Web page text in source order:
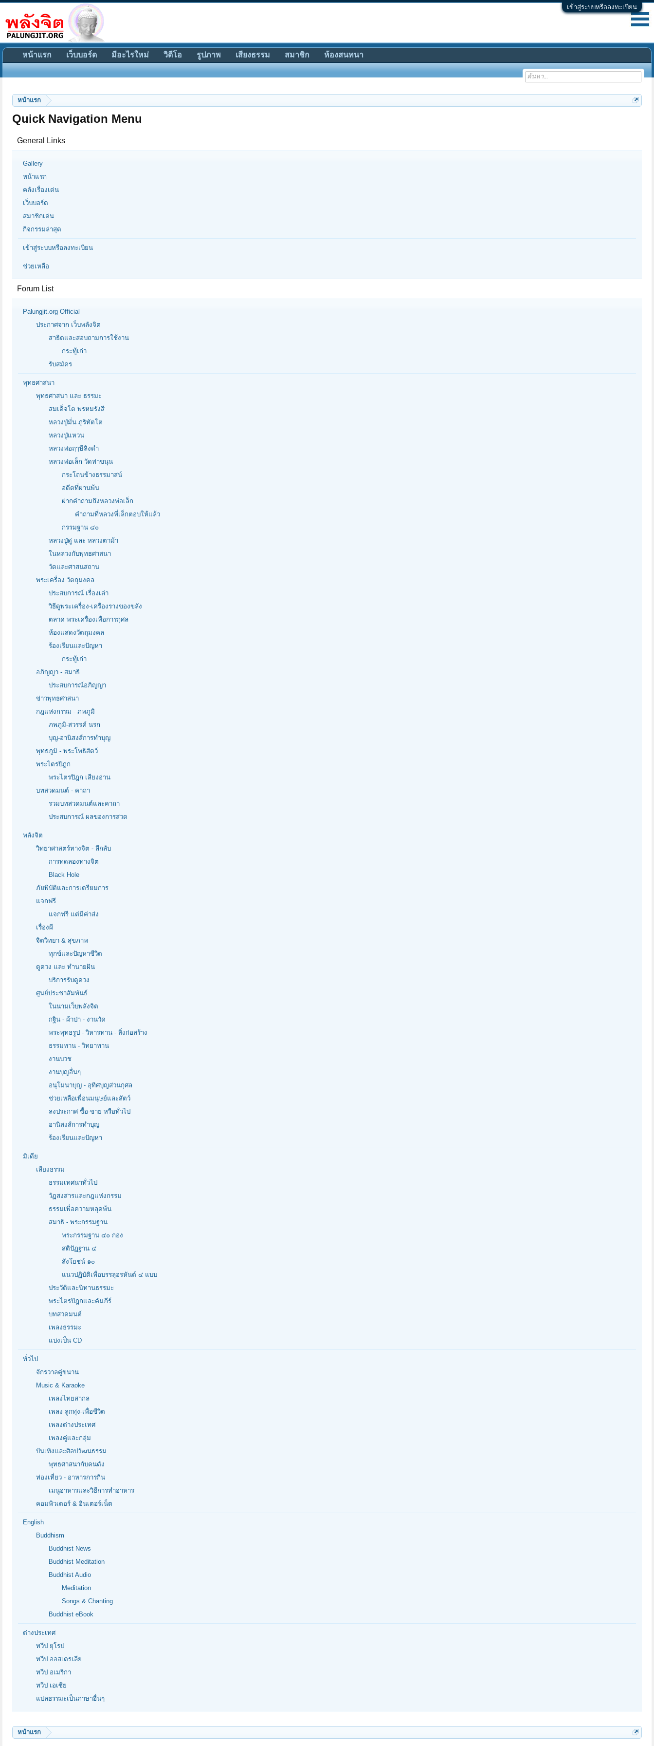
เข้าสู่ระบบหรือลงทะเบียน
หน้าแรก
Quick Navigation Menu
General Links
Gallery
หน้าแรก
คลังเรื่องเด่น
เว็บบอร์ด
สมาชิกเด่น
กิจกรรมล่าสุด
เข้าสู่ระบบหรือลงทะเบียน
ช่วยเหลือ
Forum List
Palungjit.org Official
ประกาศจาก เว็บพลังจิต
สาธิตและสอบถามการใช้งาน
กระทู้เก่า
รับสมัคร
พุทธศาสนา
พุทธศาสนา และ ธรรมะ
สมเด็จโต พรหมรังสี
หลวงปู่มั่น ภูริทัตโต
หลวงปู่แหวน
หลวงพ่อฤๅษีลิงดำ
หลวงพ่อเล็ก วัดท่าขนุน
กระโถนข้างธรรมาสน์
อดีตที่ผ่านพ้น
ฝากคำถามถึงหลวงพ่อเล็ก
คำถามที่หลวงพี่เล็กตอบให้แล้ว
กรรมฐาน ๔๐
หลวงปู่ดู่ และ หลวงตาม้า
ในหลวงกับพุทธศาสนา
วัดและศาสนสถาน
พระเครื่อง วัตถุมงคล
ประสบการณ์ เรื่องเล่า
วิธีดูพระเครื่อง-เครื่องรางของขลัง
ตลาด พระเครื่องเพื่อการกุศล
ห้องแสดงวัตถุมงคล
ร้องเรียนและปัญหา
กระทู้เก่า
อภิญญา - สมาธิ
ประสบการณ์อภิญญา
ข่าวพุทธศาสนา
กฎแห่งกรรม - ภพภูมิ
ภพภูมิ-สวรรค์ นรก
บุญ-อานิสงส์การทำบุญ
พุทธภูมิ - พระโพธิสัตว์
พระไตรปิฎก
พระไตรปิฎก เสียงอ่าน
บทสวดมนต์ - คาถา
รวมบทสวดมนต์และคาถา
ประสบการณ์ ผลของการสวด
พลังจิต
วิทยาศาสตร์ทางจิต - ลึกลับ
การทดลองทางจิต
Black Hole
ภัยพิบัติและการเตรียมการ
แจกฟรี
แจกฟรี แต่มีค่าส่ง
เรื่องผี
จิตวิทยา & สุขภาพ
ทุกข์และปัญหาชีวิต
ดูดวง และ ทำนายฝัน
บริการรับดูดวง
ศูนย์ประชาสัมพันธ์
ในนามเว็บพลังจิต
กฐิน - ผ้าป่า - งานวัด
พระพุทธรูป - วิหารทาน - สิ่งก่อสร้าง
ธรรมทาน - วิทยาทาน
งานบวช
งานบุญอื่นๆ
อนุโมนาบุญ - อุทิศบุญส่วนกุศล
ช่วยเหลือเพื่อนมนุษย์และสัตว์
ลงประกาศ ซื้อ-ขาย หรือทั่วไป
อานิสงส์การทำบุญ
ร้องเรียนและปัญหา
มิเดีย
เสียงธรรม
ธรรมเทศนาทั่วไป
วัฏสงสารและกฎแห่งกรรม
ธรรมเพื่อความหลุดพ้น
สมาธิ - พระกรรมฐาน
พระกรรมฐาน ๔๐ กอง
สติปัฏฐาน ๔
สังโยชน์ ๑๐
แนวปฏิบัติเพื่อบรรลุอรหันต์ ๔ แบบ
ประวัติและนิทานธรรมะ
พระไตรปิฎกและคัมภีร์
บทสวดมนต์
เพลงธรรมะ
แบ่งเป็น CD
ทั่วไป
จักรวาลคู่ขนาน
Music & Karaoke
เพลงไทยสากล
เพลง ลูกทุ่ง-เพื่อชีวิต
เพลงต่างประเทศ
เพลงคู่และกลุ่ม
บันเทิงและศิลปวัฒนธรรม
พุทธศาสนากับคนดัง
ท่องเที่ยว - อาหารการกิน
เมนูอาหารและวิธีการทำอาหาร
คอมพิวเตอร์ & อินเตอร์เน็ต
English
Buddhism
Buddhist News
Buddhist Meditation
Buddhist Audio
Meditation
Songs & Chanting
Buddhist eBook
ต่างประเทศ
ทวีป ยุโรป
ทวีป ออสเตรเลีย
ทวีป อเมริกา
ทวีป เอเซีย
แปลธรรมะเป็นภาษาอื่นๆ
หน้าแรก
หน้าแรก เว็บบอร์ด มีอะไรใหม่ วิดีโอ รูปภาพ เสียงธรรม สมาชิก ห้องสนทนา